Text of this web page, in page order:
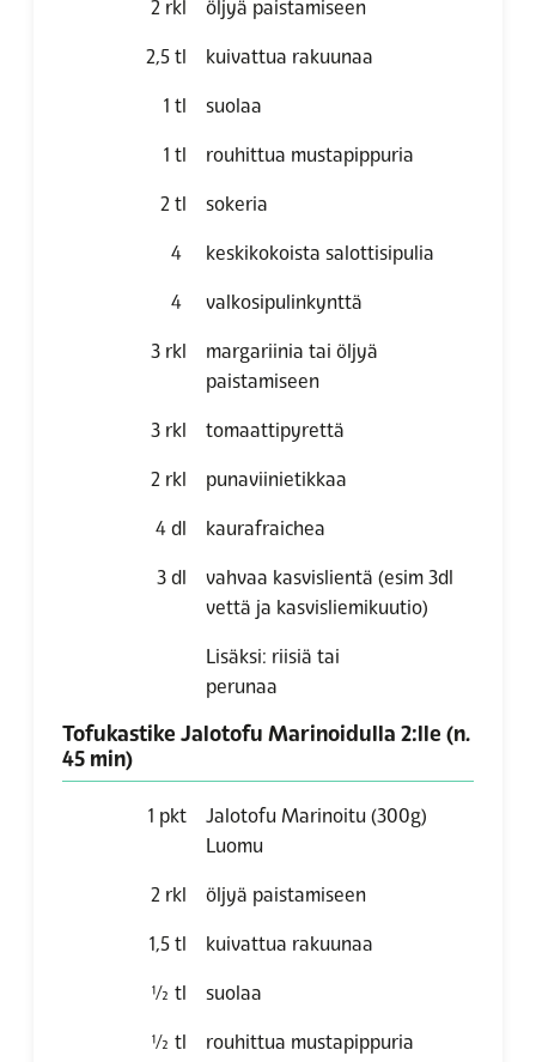
2 rkl öljyä paistamiseen
2,5 tl kuivattua rakuunaa
1 tl suolaa
1 tl rouhittua mustapippuria
2 tl sokeria
4 keskikokoista salottisipulia
4 valkosipulinkynttä
3 rkl
margariinia tai öljyä
paistamiseen
3 rkl tomaattipyrettä
2 rkl punaviinietikkaa
4 dl kaurafraichea
3 dl
vahvaa kasvislientä (esim 3dl
vettä ja kasvisliemikuutio)
Lisäksi: riisiä tai
perunaa
Tofukastike Jalotofu Marinoidulla 2:lle (n.
45 min)
1 pkt
Jalotofu Marinoitu (300g)
Luomu
2 rkl öljyä paistamiseen
1,5 tl kuivattua rakuunaa
½ tl suolaa
½ tl rouhittua mustapippuria